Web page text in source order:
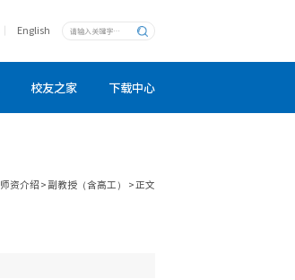
English
校友之家 下载中心
师资介绍 > 副教授（含高工） >正文